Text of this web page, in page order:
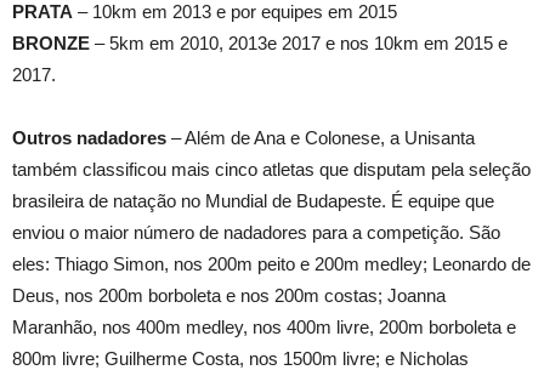
PRATA – 10km em 2013 e por equipes em 2015
BRONZE – 5km em 2010, 2013e 2017 e nos 10km em 2015 e
2017.
Outros nadadores – Além de Ana e Colonese, a Unisanta
também classificou mais cinco atletas que disputam pela seleção
brasileira de natação no Mundial de Budapeste. É equipe que
enviou o maior número de nadadores para a competição. São
eles: Thiago Simon, nos 200m peito e 200m medley; Leonardo de
Deus, nos 200m borboleta e nos 200m costas; Joanna
Maranhão, nos 400m medley, nos 400m livre, 200m borboleta e
800m livre; Guilherme Costa, nos 1500m livre; e Nicholas